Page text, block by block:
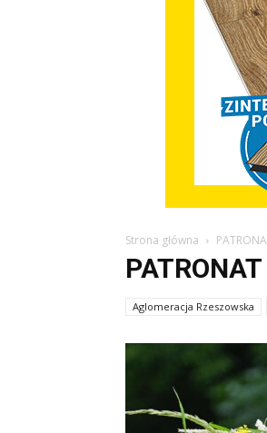
Strona główna
PATRONAT
Aglomeracja Rzeszowska